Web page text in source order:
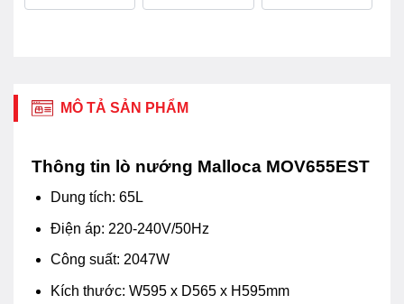
MÔ TẢ SẢN PHẨM
Thông tin lò nướng Malloca MOV655EST
Dung tích: 65L
Điện áp: 220-240V/50Hz
Công suất: 2047W
Kích thước: W595 x D565 x H595mm